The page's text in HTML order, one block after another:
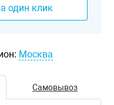
один клик
Москва
Самовывоз